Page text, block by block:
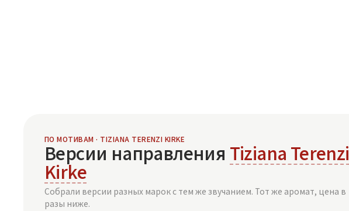
ПО МОТИВАМ · TIZIANA TERENZI KIRKE
Версии направления Tiziana Terenzi
Kirke
Собрали версии разных марок с тем же звучанием. Тот же аромат, цена в
разы ниже.